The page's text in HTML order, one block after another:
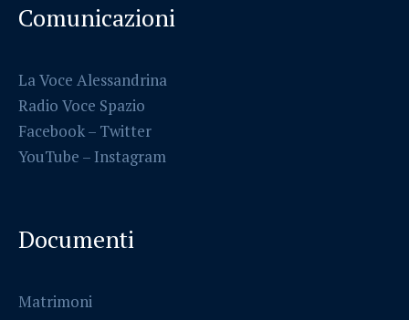
Comunicazioni
La Voce Alessandrina
Radio Voce Spazio
Facebook– Twitter
YouTube – Instagram
Documenti
Matrimoni